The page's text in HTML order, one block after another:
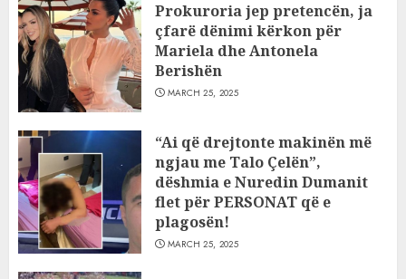
Prokuroria jep pretencën, ja
çfarë dënimi kërkon për
Mariela dhe Antonela
Berishën
MARCH 25, 2025
“Ai që drejtonte makinën më
ngjau me Talo Çelën”,
dëshmia e Nuredin Dumanit
flet për PERSONAT që e
plagosën!
MARCH 25, 2025